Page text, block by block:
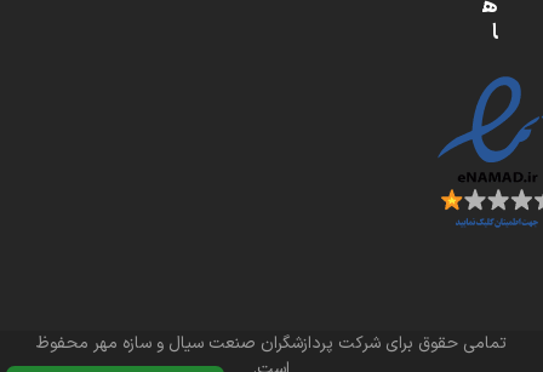
ه
ا
تمامی حقوق برای شرکت پردازشگران صنعت سیال و سازه مهر محفوظ